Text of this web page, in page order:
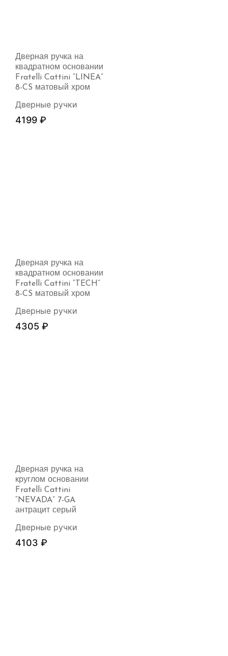
Дверная ручка на
квадратном основании
Fratelli Cattini “LINEA”
8-CS матовый хром
Дверные ручки
4199 ₽
Дверная ручка на
квадратном основании
Fratelli Cattini “TECH”
8-CS матовый хром
Дверные ручки
4305 ₽
Дверная ручка на
круглом основании
Fratelli Cattini
“NEVADA” 7-GA
антрацит серый
Дверные ручки
4103 ₽